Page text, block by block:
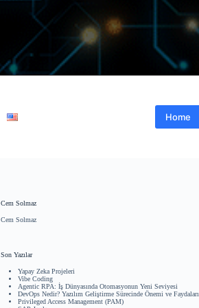
Home
Cem Solmaz
Cem Solmaz
Son Yazılar
Yapay Zeka Projeleri
Vibe Coding
Agentic RPA: İş Dünyasında Otomasyonun Yeni Seviyesi
DevOps Nedir? Yazılım Geliştirme Sürecinde Önemi ve Faydaları
Privileged Access Management (PAM)